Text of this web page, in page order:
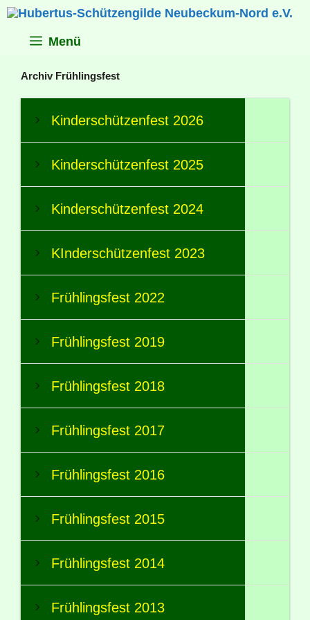
Zum
Inhalt
Menü
Archiv Frühlingsfest
Kinderschützenfest 2026
Kinderschützenfest 2025
Kinderschützenfest 2024
KInderschützenfest 2023
Frühlingsfest 2022
Frühlingsfest 2019
Frühlingsfest 2018
Frühlingsfest 2017
Frühlingsfest 2016
Frühlingsfest 2015
Frühlingsfest 2014
Frühlingsfest 2013